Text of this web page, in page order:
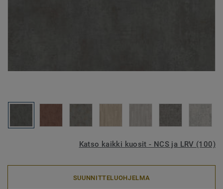
Katso kaikki kuosit - NCS ja LRV (100)
SUUNNITTELUOHJELMA